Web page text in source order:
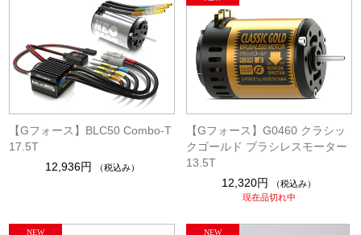
【Gフォース】BLC50 Combo-T
17.5T
12,936円
（税込み）
【Gフォース】G0460 クラシッ
クゴールド ブラシレスモーター
13.5T
12,320円
（税込み）
現在品切れ中